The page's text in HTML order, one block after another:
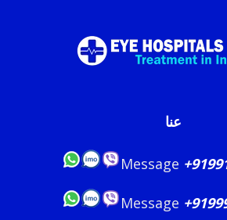
عنا
Message
Message